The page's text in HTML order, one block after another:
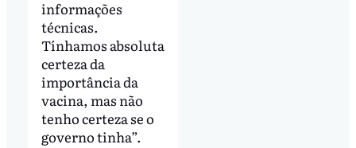
informações
técnicas.
Tínhamos absoluta
certeza da
importância da
vacina, mas não
tenho certeza se o
governo tinha”.